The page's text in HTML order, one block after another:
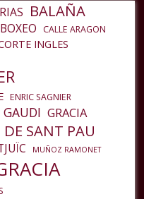
BALAÑA
BOXEO CALLE ARAGON
INGLES
ENRIC SAGNIER
GAUDI GRACIA
SANT PAU
MUÑOZ RAMONET